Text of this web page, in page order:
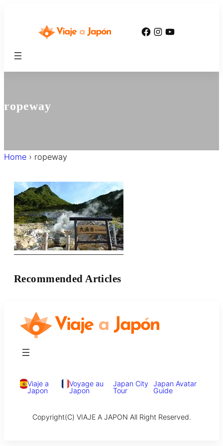
Facebook
Instagram
YouTube
ropeway
Home › ropeway
Recommended Articles
Viaje a
Japon
Voyage au
Japon
Japan City
Tour
Japan Avatar
Guide
Copyright(C) VIAJE A JAPON All Right Reserved.